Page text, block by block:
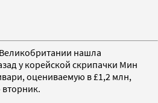
нашла
у корейской скрипачки Мин
оцениваемую в £1,2 млн,
вторник.